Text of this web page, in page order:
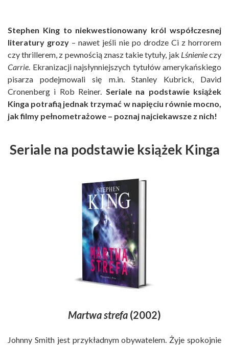
Stephen King to niekwestionowany król współczesnej
literatury grozy – nawet jeśli nie po drodze Ci z horrorem
czy thrillerem, z pewnością znasz takie tytuły, jak Lśnienieczy
Carrie. Ekranizacji najsłynniejszych tytułów amerykańskiego
pisarza podejmowali się m.in. Stanley Kubrick, David
Cronenberg i Rob Reiner. Seriale na podstawie książek
Kinga potrafią jednak trzymać w napięciu równie mocno,
jak filmy pełnometrażowe – poznaj najciekawsze z nich!
Seriale na podstawie książek Kinga
Martwa strefa (2002)
Johnny Smith jest przykładnym obywatelem. Żyje spokojnie